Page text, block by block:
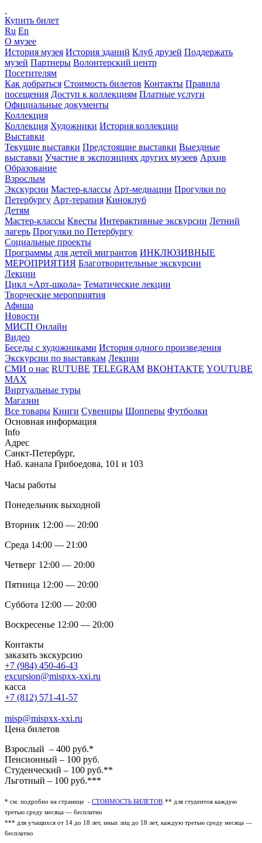
Купить билет
Ru En
О музее
История музея История зданий Клуб друзей Поддержать
музей Партнеры Волонтерский центр
Посетителям
Как добраться Стоимость билетов Контакты Правила
посещения Доступ к коллекциям Платные услуги
Официальные документы
Коллекция
Коллекция Художники История коллекции
Выставки
Текущие выставки Предстоящие выставки Выездные
выставки Участие в экспозициях других музеев Архив
Образование
Взрослым
Экскурсии Мастер-классы Арт-медиации Прогулки по
Петербургу Арт-терапия Киноклуб
Детям
Мастер-классы Квесты Интерактивные экскурсии Летний
лагерь Прогулки по Петербургу
Социальные проекты
Программы для детей мигрантов ИНКЛЮЗИВНЫЕ
МЕРОПРИЯТИЯ Благотворительные экскурсии
Лекции
Цикл «Арт-школа» Тематические лекции
Творческие мероприятия
Афиша
Новости
МИСП Онлайн
Видео
Беседы с художниками История одного произведения
Экскурсии по выставкам Лекции
СМИ о нас RUTUBE TELEGRAM ВКОНТАКТЕ YOUTUBE
MAX
Виртуальные туры
Магазин
Все товары Книги Сувениры Шопперы Футболки
Основная информация
Info
Адрес
Санкт-Петербург,
Наб. канала Грибоедова, 101 и 103
Часы работы
Понедельник выходной
Вторник 12:00 — 20:00
Среда 14:00 — 21:00
Четверг 12:00 — 20:00
Пятница 12:00 — 20:00
Суббота 12:00 — 20:00
Воскресенье 12:00 — 20:00
Контакты
заказать экскурсию
+7 (984) 450-46-43
excursion@mispxx-xxi.ru
касса
+7 (812) 571-41-57
misp@mispxx-xxi.ru
Цена билетов
Взрослый – 400 руб.*
Пенсионный – 100 руб.
Студенческий – 100 руб.**
Льготный – 100 руб.***
* см. подробно на странице - СТОИМОСТЬ БИЛЕТОВ ** для студентов каждую
третью среду месяца — бесплатно
*** для учащихся от 14 до 18 лет, иных лиц до 18 лет, каждую третью среду месяца —
бесплатно